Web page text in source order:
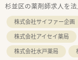
杉並区の薬剤師求人を
株式会社サイファー企画
株式会社アイセイ薬局
株式会社水戸薬局